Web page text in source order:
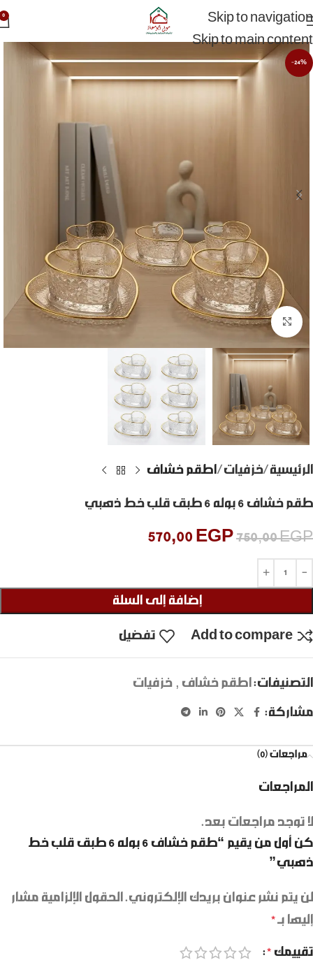
Skip to navigation
Skip to main content
0
-24%
Click to enlarge
الرئيسية خزفيات اطقم خشاف
طقم خشاف 6 بوله 6 طبق قلب خط ذهبي
750,00EGP
570,00 EGP
إضافة إلى السلة
Add to compare تفضيل
التصنيفات: اطقم خشاف , خزفيات
مشاركة:
مراجعات (0)
المراجعات
لا توجد مراجعات بعد.
كن أول من يقيم “طقم خشاف 6 بوله 6 طبق قلب خط
ذهبي”
لن يتم نشر عنوان بريدك الإلكتروني. الحقول الإلزامية مشار
إليها بـ *
تقييمك *